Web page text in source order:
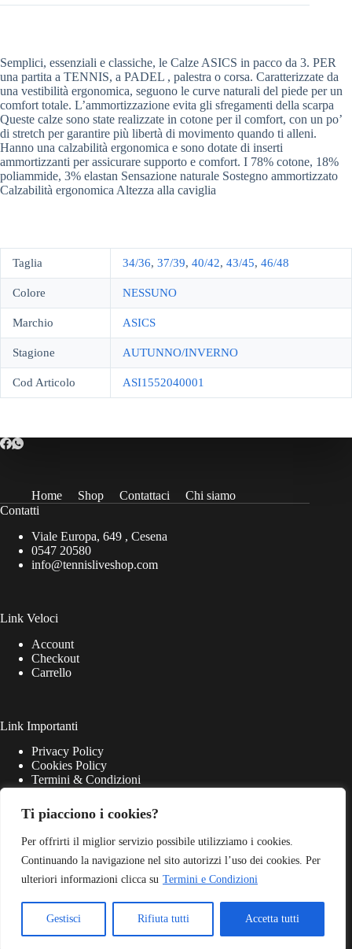
Ti piacciono i cookies?
Per offrirti il miglior servizio possibile utilizziamo i cookies.
Continuando la navigazione nel sito autorizzi l’uso dei cookies. Per
ulteriori informazioni clicca su Termini e Condizioni
Gestisci Rifiuta tutti Accetta tutti
Semplici, essenziali e classiche, le Calze ASICS in pacco da 3. PER
una partita a TENNIS, a PADEL , palestra o corsa. Caratterizzate da
una vestibilità ergonomica, seguono le curve naturali del piede per un
comfort totale. L’ammortizzazione evita gli sfregamenti della scarpa
Queste calze sono state realizzate in cotone per il comfort, con un po’
di stretch per garantire più libertà di movimento quando ti alleni.
Hanno una calzabilità ergonomica e sono dotate di inserti
ammortizzanti per assicurare supporto e comfort. I 78% cotone, 18%
poliammide, 3% elastan Sensazione naturale Sostegno ammortizzato
Calzabilità ergonomica Altezza alla caviglia
Taglia 34/36, 37/39, 40/42, 43/45, 46/48
Colore NESSUNO
Marchio ASICS
Stagione AUTUNNO/INVERNO
Cod Articolo ASI1552040001
Home Shop Contattaci
Chi siamo
Contatti
Viale Europa, 649 , Cesena
0547 20580
info@tennisliveshop.com
Link Veloci
Account
Checkout
Carrello
Link Importanti
Privacy Policy
Cookies Policy
Termini & Condizioni
Match Point S.r.l. - P.iva 03645220405 - Web Powered by